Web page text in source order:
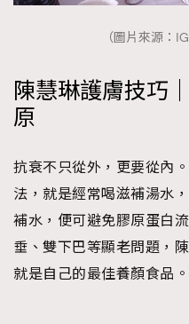
（圖片來源：
陳慧琳護膚技巧
原
抗衰不只從外，更要從內
法，就是經常喝滋補湯水
補水，便可避免膠原蛋白
垂、雙下巴等顯老問題，
就是自己的最佳養顏食品。